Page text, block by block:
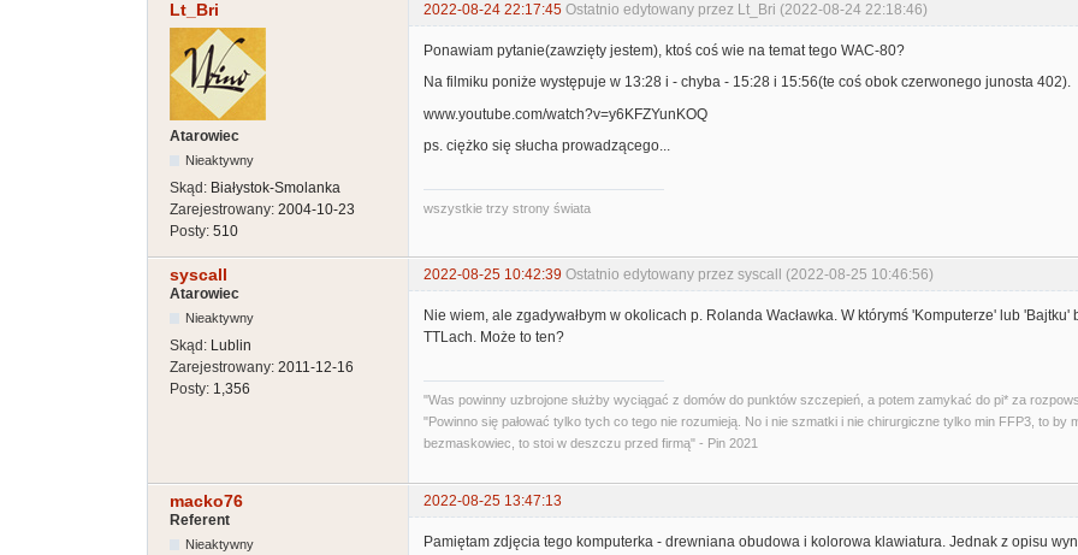
Lt_Bri 2022-08-24 22:17:45 Ostatnio edytowany przez Lt_Bri (2022-08-24 22:18:46)
Atarowiec
Nieaktywny
Skąd: Białystok-Smolanka
Zarejestrowany: 2004-10-23
Posty: 510
Ponawiam pytanie(zawzięty jestem), ktoś coś wie na temat tego WAC-80?
Na filmiku poniże występuje w 13:28 i - chyba - 15:28 i 15:56(te coś obok czerwonego junosta 402).
www.youtube.com/watch?v=y6KFZYunKOQ
ps. ciężko się słucha prowadzącego...
wszystkie trzy strony świata
syscall 2022-08-25 10:42:39 Ostatnio edytowany przez syscall (2022-08-25 10:46:56)
Atarowiec
Nieaktywny
Skąd: Lublin
Zarejestrowany: 2011-12-16
Posty: 1,356
Nie wiem, ale zgadywałbym w okolicach p. Rolanda Wacławka. W którymś 'Komputerze' lub 'Bajtku'
TTLach. Może to ten?
"Was powinny uzbrojone służby wyciągać z domów do punktów szczepień, a potem zamykać do pi* za
"Powinno się pałować tylko tych co tego nie rozumieją. No i nie szmatki i nie chirurgiczne tylko min FFP3, to by
bezmaskowiec, to stoi w deszczu przed firmą" - Pin 2021
macko76
2022-08-25 13:47:13
Referent
Nieaktywny Pamiętam zdjęcia tego komputerka - drewniana obudowa i kolorowa klawiatura. Jednak z opisu